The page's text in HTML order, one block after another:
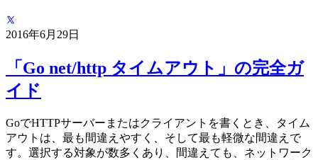
2016年6月29日
「Go net/http タイムアウト」の完全ガ
イド
GoでHTTPサーバーまたはクライアントを書くとき、タイム
アウトは、最も間違えやすく、そして最も軽微な間違えで
す。選択する対象が数多くあり、間違えても、ネットワーク